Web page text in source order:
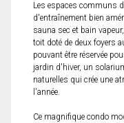
Les espaces communs
d'entraînement bien
sauna sec et bain
toit doté de deux foyers
pouvant être réservée
jardin d'hiver, un
naturelles qui crée une
l'année.
Ce magnifique condo